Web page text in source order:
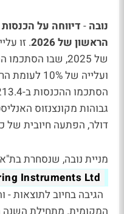
נובה -
הראשון של 2026
ועלייה של
דולר, הפתעה חיובית של כ-5.3% בשורת
מניית נובה, שנסחרת בת"א
Instruments Ltd.
הגיבה בחיוב לתוצאות -